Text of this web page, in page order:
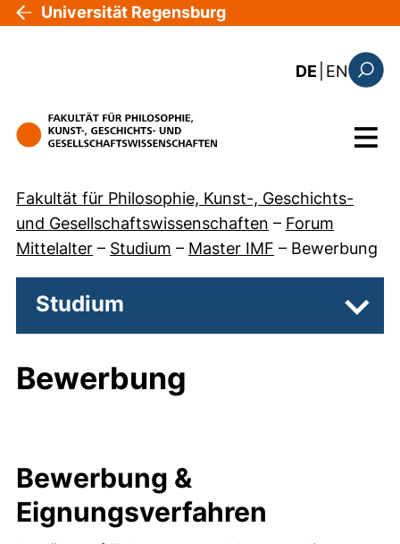
Direkt zum Inhalt
Universität Regensburg
DE EN: the
Menü
Fakultät für Philosophie, Kunst-, Geschichts-
und Gesellschaftswissenschaften – Forum
Mittelalter – Studium – Master IMF – Bewerbung
Studium
Bewerbung
Bewerbung &
Eignungsverfahren